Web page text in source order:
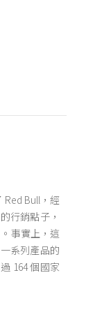
Red Bull，經
行銷點子，
事實上，這
系列產品的
164 個國家